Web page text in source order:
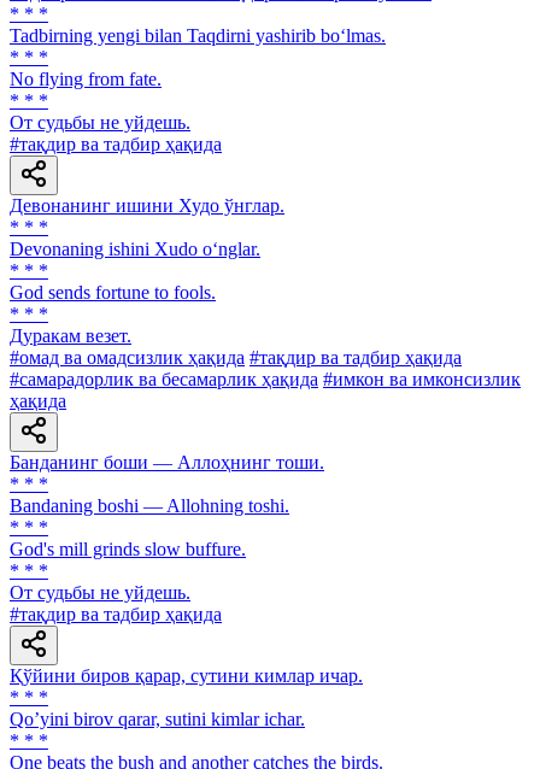
* * *
Tadbirning yengi bilan Taqdirni yashirib bo‘lmas.
* * *
No flying from fate.
* * *
От судьбы не уйдешь.
#тақдир ва тадбир ҳақида
Девонанинг ишини Худо ўнглар.
* * *
Devonaning ishini Xudo o‘nglar.
* * *
God sends fortune to fools.
* * *
Дуракам везет.
#омад ва омадсизлик ҳақида #тақдир ва тадбир ҳақида
#самарадорлик ва бесамарлик ҳақида #имкон ва имконсизлик
ҳақида
Банданинг боши — Аллоҳнинг тоши.
* * *
Bandaning boshi — Allohning toshi.
* * *
God's mill grinds slow buffure.
* * *
От судьбы не уйдешь.
#тақдир ва тадбир ҳақида
Қўйини биров қарар, сутини кимлар ичар.
* * *
Qoʼyini birov qarar, sutini kimlar ichar.
* * *
One beats the bush and another catches the birds.